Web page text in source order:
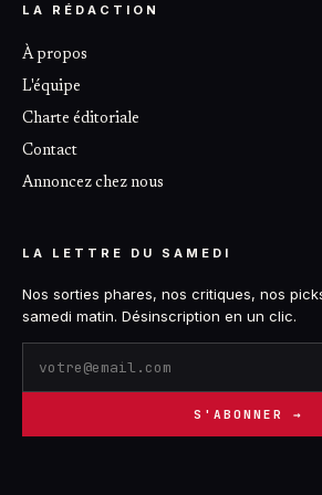
LA RÉDACTION
À propos
L'équipe
Charte éditoriale
Contact
Annoncez chez nous
LA LETTRE DU SAMEDI
Nos sorties phares, nos critiques, nos
samedi matin. Désinscription en un clic.
S'ABONNER →